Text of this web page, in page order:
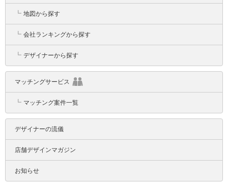
┗ 地図から探す
┗ 会社ランキングから探す
┗ デザイナーから探す
マッチングサービス
┗ マッチング案件一覧
デザイナーの流儀
店舗デザインマガジン
お知らせ